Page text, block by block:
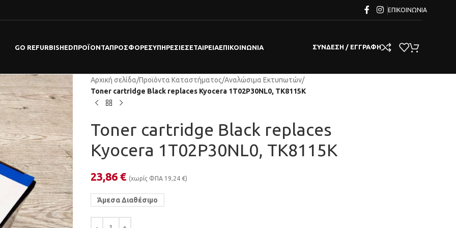
ΕΠΙΚΟΙΝΩΝΊΑ
GO REFURBISHEDΠΡΟΪΌΝΤΑΠΡΟΣΦΟΡΕΣΥΠΗΡΕΣΊΕΣΕΤΑΙΡΕΊΑΕΠΙΚΟΙΝΩΝΊΑ ΣΎΝΔΕΣΗ / ΕΓΓΡΑΦΉ
Αρχική σελίδα/Προϊόντα Καταστήματος/Αναλώσιμα Εκτυπωτών/
Toner cartridge Black replaces Kyocera 1T02P30NL0, TK8115K
Toner cartridge Black replaces
Kyocera 1T02P30NL0, TK8115K
23,86 € (χωρίς ΦΠΑ 19,24 €)
Άμεσα Διαθέσιμο